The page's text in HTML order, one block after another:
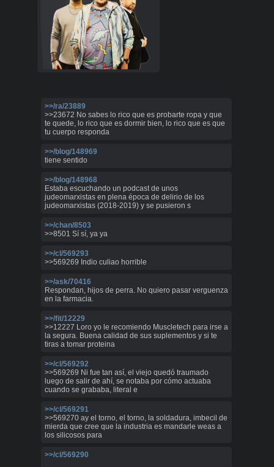
>>/ra/23889
>>23672 No sabes lo rico que es probarte ropa y que
te quede, lo rico que es dormir bien, lo rico que es que
tu cuerpo responda
>>/blog/148969
tiene sentido
>>/blog/148968
Estaba escuchando un podcast de unos
judeomarxistas en plena época de delirio de los
judeomarxistas (2018-2019) y se pusieron s
>>/chan/8503
>>8501 Sí sí, ya ya
>>/cl/569293
>>569269 Indio culiao horrible
>>/ask/70416
Respondan, hijos de perra. No quiero pasar verguenza
en la farmacia.
>>/fit/12229
>>12227 Loro yo le recomiendo Muscletech para irse a
la segura. Buena calidad de sus suplementos y si te
tiras a tomar proteina
>>/cl/569292
>>569269 Ni fue tan así, el viejo quedó traumado
luego de salir de ahí, se notaba por cómo actuaba
cuando se grababa, literal e
>>/cl/569291
>>569270 ay el torno, el torno, la soldadura, imbecil de
mierda que cree que la industria es mandarle weas a
los silicosos para
>>/cl/569290